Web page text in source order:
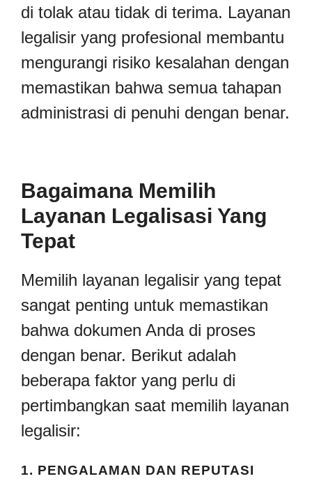
di tolak atau tidak di terima. Layanan
legalisir yang profesional membantu
mengurangi risiko kesalahan dengan
memastikan bahwa semua tahapan
administrasi di penuhi dengan benar.
Bagaimana Memilih
Layanan Legalisasi Yang
Tepat
Memilih layanan legalisir yang tepat
sangat penting untuk memastikan
bahwa dokumen Anda di proses
dengan benar. Berikut adalah
beberapa faktor yang perlu di
pertimbangkan saat memilih layanan
legalisir:
1. PENGALAMAN DAN REPUTASI